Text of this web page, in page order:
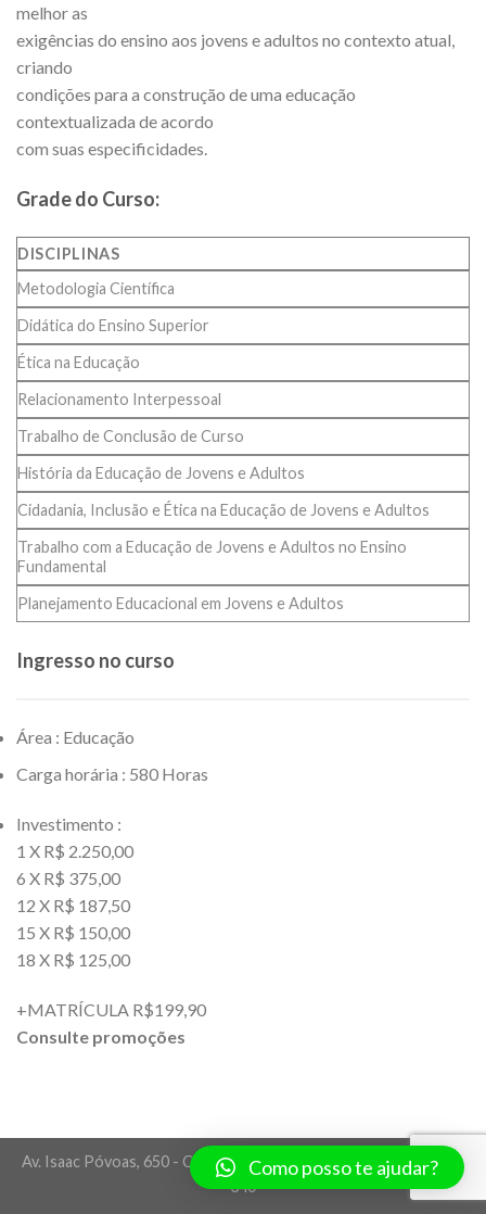
melhor as
exigências do ensino aos jovens e adultos no contexto atual,
criando
condições para a construção de uma educação
contextualizada de acordo
com suas especificidades.
Grade do Curso:
DISCIPLINAS
Metodologia Científica
Didática do Ensino Superior
Ética na Educação
Relacionamento Interpessoal
Trabalho de Conclusão de Curso
História da Educação de Jovens e Adultos
Cidadania, Inclusão e Ética na Educação de Jovens e Adultos
Trabalho com a Educação de Jovens e Adultos no Ensino
Fundamental
Planejamento Educacional em Jovens e Adultos
Ingresso no curso
Área : Educação
Carga horária : 580 Horas
Investimento :
1 X R$ 2.250,00
6 X R$ 375,00
12 X R$ 187,50
15 X R$ 150,00
18 X R$ 125,00
+MATRÍCULA R$199,90
Consulte promoções
Av. Isaac Póvoas, 650 - Centro Norte - Cuiabá/MT - CEP 78005-
340
Como posso te ajudar?